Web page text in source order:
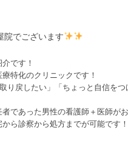
院でございます
です！
特化のクリニックです！
り戻したい」「ちょっと自信を
であった男性の看護師＋医師
ら診察から処方までが可能です